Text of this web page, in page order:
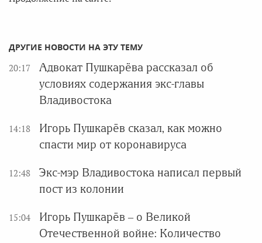
ДРУГИЕ НОВОСТИ НА ЭТУ ТЕМУ
20:17
Адвокат Пушкарёва рассказал об
условиях содержания экс-главы
Владивостока
14:18
Игорь Пушкарёв сказал, как можно
спасти мир от коронавируса
12:48
Экс-мэр Владивостока написал первый
пост из колонии
15:04
Игорь Пушкарёв – о Великой
Отечественной войне: Количество